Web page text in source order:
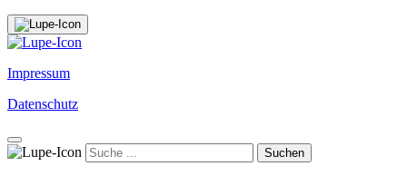
Impressum
Datenschutz
Suchen